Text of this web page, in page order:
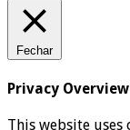
Fechar
Privacy Overview
This website